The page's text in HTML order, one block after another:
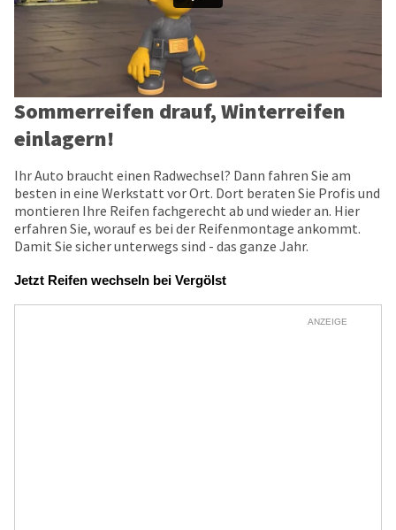
Sommerreifen drauf, Winterreifen
einlagern!
Ihr Auto braucht einen Radwechsel? Dann fahren Sie am
besten in eine Werkstatt vor Ort. Dort beraten Sie Profis und
montieren Ihre Reifen fachgerecht ab und wieder an. Hier
erfahren Sie, worauf es bei der Reifenmontage ankommt.
Damit Sie sicher unterwegs sind - das ganze Jahr.
Jetzt Reifen wechseln bei Vergölst
ANZEIGE